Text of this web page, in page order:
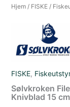
Hjem / FISKE /
FISKE,
Sølvkroken
Knivblad 15 cm